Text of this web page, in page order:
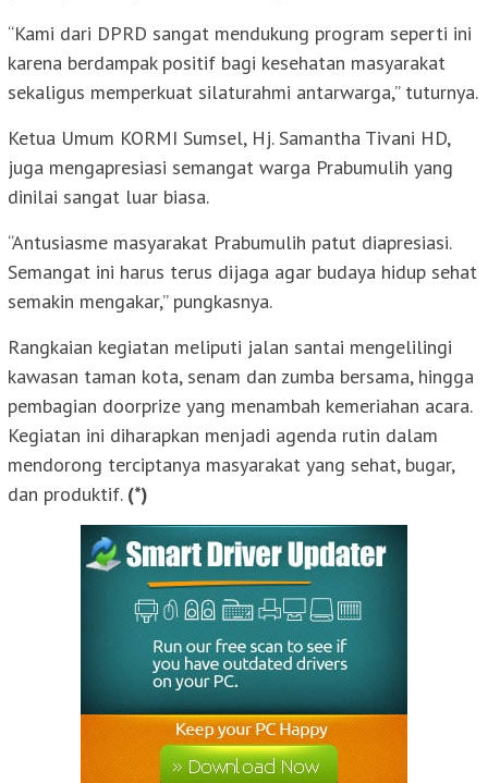
“Kami dari DPRD sangat mendukung program seperti ini
karena berdampak positif bagi kesehatan masyarakat
sekaligus memperkuat silaturahmi antarwarga,” tuturnya.
Ketua Umum KORMI Sumsel, Hj. Samantha Tivani HD,
juga mengapresiasi semangat warga Prabumulih yang
dinilai sangat luar biasa.
“Antusiasme masyarakat Prabumulih patut diapresiasi.
Semangat ini harus terus dijaga agar budaya hidup sehat
semakin mengakar,” pungkasnya.
Rangkaian kegiatan meliputi jalan santai mengelilingi
kawasan taman kota, senam dan zumba bersama, hingga
pembagian doorprize yang menambah kemeriahan acara.
Kegiatan ini diharapkan menjadi agenda rutin dalam
mendorong terciptanya masyarakat yang sehat, bugar,
dan produktif. (*)